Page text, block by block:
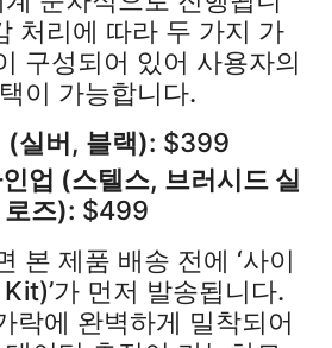
처리에 따라 두 가지 가
구성되어 있어 사용자의
이 가능합니다.
(실버, 블랙): $399
업 (스텔스, 브러시드 실
즈): $499
본 제품 배송 전에 ‘사이
가 먼저 발송됩니다.
락에 완벽하게 밀착되어